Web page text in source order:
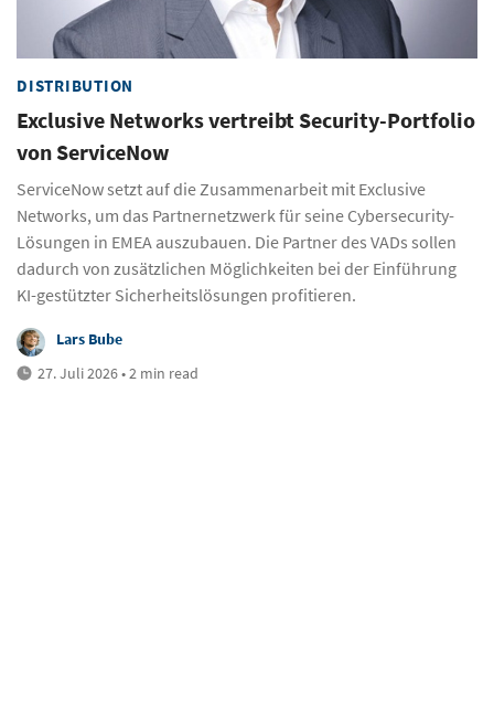
DISTRIBUTION
Exclusive Networks vertreibt Security-Portfolio
von ServiceNow
ServiceNow setzt auf die Zusammenarbeit mit Exclusive
Networks, um das Partnernetzwerk für seine Cybersecurity-
Lösungen in EMEA auszubauen. Die Partner des VADs sollen
dadurch von zusätzlichen Möglichkeiten bei der Einführung
KI-gestützter Sicherheitslösungen profitieren.
Lars Bube
27. Juli 2026 • 2 min read